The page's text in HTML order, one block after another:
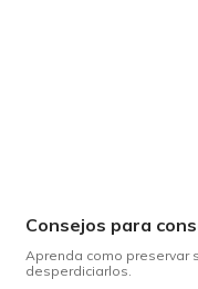
Aprenda como preservar
desperdiciarlos.